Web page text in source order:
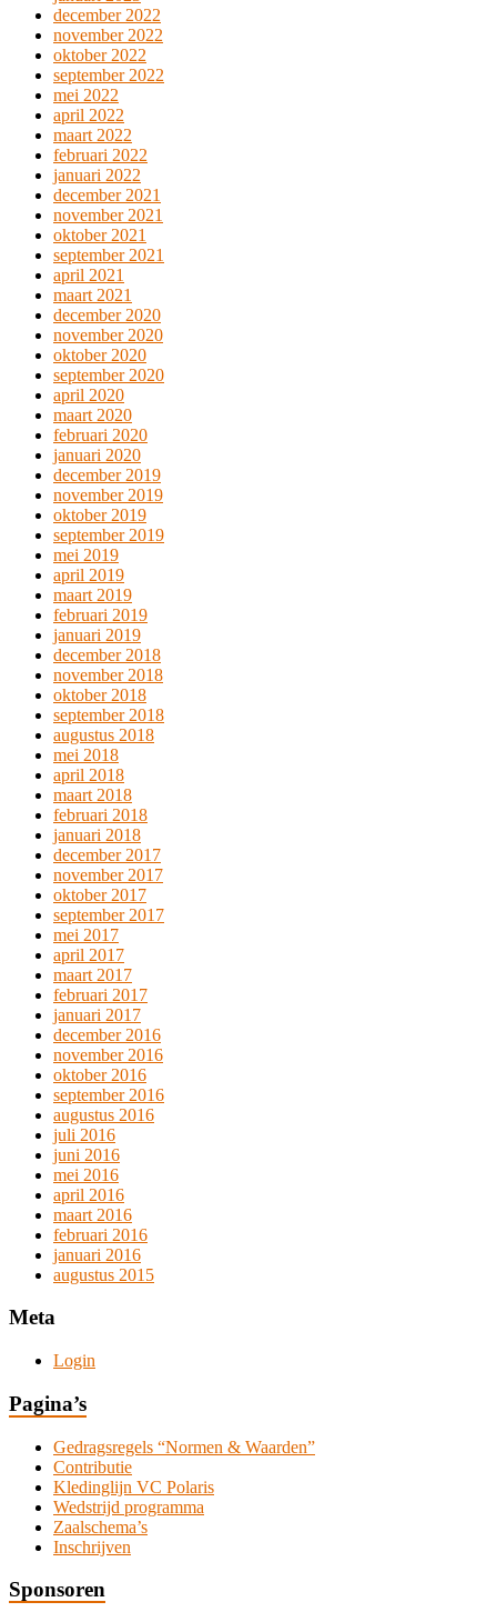
december 2022
november 2022
oktober 2022
september 2022
mei 2022
april 2022
maart 2022
februari 2022
januari 2022
december 2021
november 2021
oktober 2021
september 2021
april 2021
maart 2021
december 2020
november 2020
oktober 2020
september 2020
april 2020
maart 2020
februari 2020
januari 2020
december 2019
november 2019
oktober 2019
september 2019
mei 2019
april 2019
maart 2019
februari 2019
januari 2019
december 2018
november 2018
oktober 2018
september 2018
augustus 2018
mei 2018
april 2018
maart 2018
februari 2018
januari 2018
december 2017
november 2017
oktober 2017
september 2017
mei 2017
april 2017
maart 2017
februari 2017
januari 2017
december 2016
november 2016
oktober 2016
september 2016
augustus 2016
juli 2016
juni 2016
mei 2016
april 2016
maart 2016
februari 2016
januari 2016
augustus 2015
Meta
Login
Pagina’s
Gedragsregels “Normen & Waarden”
Contributie
Kledinglijn VC Polaris
Wedstrijd programma
Zaalschema’s
Inschrijven
Sponsoren